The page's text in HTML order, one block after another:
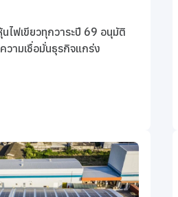
ไฟเขียวทุกวาระปี 69 อนุมัติ
ามเชื่อมั่นธุรกิจแกร่ง